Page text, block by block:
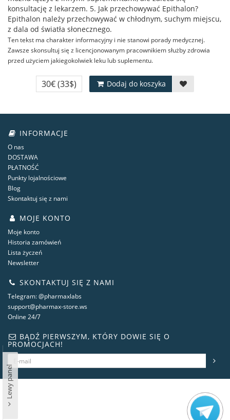
konsultację z lekarzem. 5. Jak przechowywać Epithalon?
Epithalon należy przechowywać w chłodnym, suchym miejscu,
z dala od światła słonecznego.
Ten tekst ma charakter informacyjny i nie stanowi porady medycznej.
Zawsze skonsultuj się z licencjonowanym pracownikiem służby zdrowia
przed użyciem jakiegokolwiek leku lub suplementu.
30€(33$) Dodaj do koszyka
INFORMACJE
O nas
DOSTAWA
PŁATNOŚĆ
Punkty lojalnościowe
Blog
Skontaktuj się z nami
MOJE KONTO
Moje konto
Historia zamówień
Lista życzeń
Newsletter
SKONTAKTUJ SIĘ Z NAMI
Telegram: @pharmaxlabs
support@pharmax-store.ws
Online 24/7
BĄDŹ PIERWSZYM, KTÓRY DOWIE SIĘ O
PROMOCJACH!
Lewy panel